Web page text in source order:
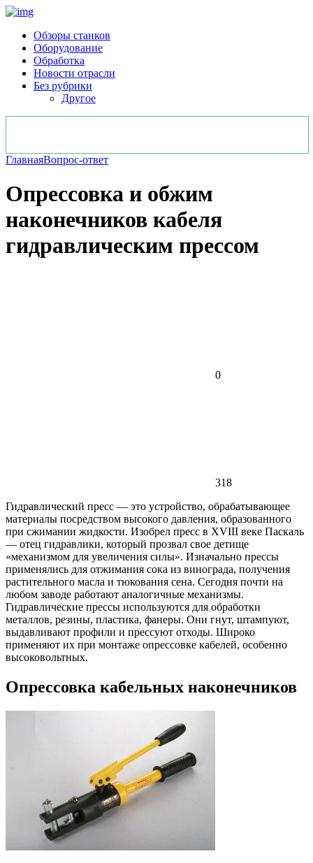
Обзоры станков
Оборудование
Обработка
Новости отрасли
Без рубрики
Другое
ГлавнаяВопрос-ответ
Опрессовка и обжим
наконечников кабеля
гидравлическим прессом
0
318
Гидравлический пресс — это устройство, обрабатывающее
материалы посредством высокого давления, образованного
при сжимании жидкости. Изобрел пресс в XVIII веке Паскаль
— отец гидравлики, который прозвал свое детище
«механизмом для увеличения силы». Изначально прессы
применялись для отжимания сока из винограда, получения
растительного масла и тюкования сена. Сегодня почти на
любом заводе работают аналогичные механизмы.
Гидравлические прессы используются для обработки
металлов, резины, пластика, фанеры. Они гнут, штампуют,
выдавливают профили и прессуют отходы. Широко
применяют их при монтаже опрессовке кабелей, особенно
высоковольтных.
Опрессовка кабельных наконечников